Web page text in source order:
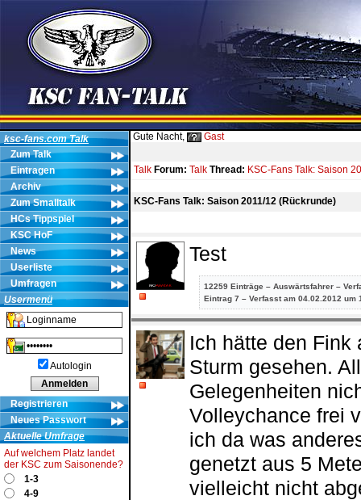
ksc-fans.com Talk
Zum Talk
Eintragen
Archiv
Zum Smalltalk
HCs Tippspiel
KSC HoF
News
Userliste
Umfragen
Usermenü
Autologin
Registrieren
Neues Passwort
Aktuelle Umfrage
Auf welchem Platz landet
der KSC zum Saisonende?
1-3
4-9
Gute Nacht, Gast
Talk Forum: Talk Thread: KSC-Fans Talk: Saison
KSC-Fans Talk: Saison 2011/12 (Rückrunde)
Test
12259 Einträge – Auswärtsfahrer –
Eintrag 7 – Verfasst am 04.02.2012 um
Ich hätte den Fink
Sturm gesehen.
Gelegenheiten
Volleychance frei
ich da was
genetzt aus 5
vielleicht nicht